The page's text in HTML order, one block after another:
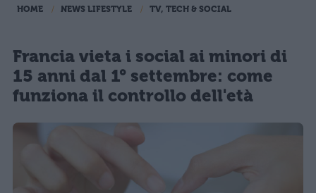
HOME NEWS LIFESTYLE TV, TECH & SOCIAL
Francia vieta i social ai minori di
15 anni dal 1° settembre: come
funziona il controllo dell'età